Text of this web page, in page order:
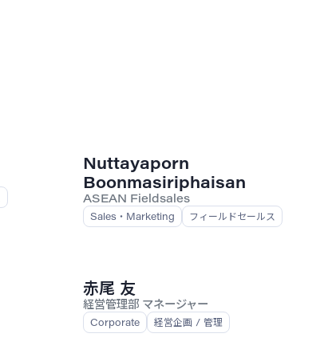
Nuttayaporn
Boonmasiriphaisan
ASEAN Fieldsales
Sales・Marketing フィールドセールス
赤尾 友
経営管理部 マネージャー
Corporate 経営企画 / 管理